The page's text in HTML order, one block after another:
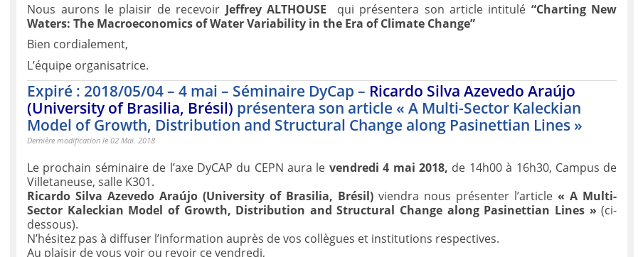
Nous aurons le plaisir de recevoir Jeffrey ALTHOUSE qui présentera son article intitulé “Charting New
Waters: The Macroeconomics of Water Variability in the Era of Climate Change”
Bien cordialement,
L’équipe organisatrice.
Expiré : 2018/05/04 – 4 mai – Séminaire DyCap – Ricardo Silva Azevedo Araújo
(University of Brasilia, Brésil) présentera son article « A Multi-Sector Kaleckian
Model of Growth, Distribution and Structural Change along Pasinettian Lines »
Dernière modification le 02 Mai. 2018
Le prochain séminaire de l’axe DyCAP du CEPN aura le vendredi 4 mai 2018, de 14h00 à 16h30, Campus de
Villetaneuse, salle K301.
Ricardo Silva Azevedo Araújo (University of Brasilia, Brésil) viendra nous présenter l’article« A Multi-
Sector Kaleckian Model of Growth, Distribution and Structural Change along Pasinettian Lines » (ci-
dessous).
N’hésitez pas à diffuser l’information auprès de vos collègues et institutions respectives.
Au plaisir de vous voir ou revoir ce vendredi,